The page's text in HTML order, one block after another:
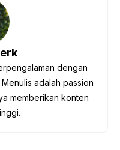
dengan
adalah passion
memberikan konten